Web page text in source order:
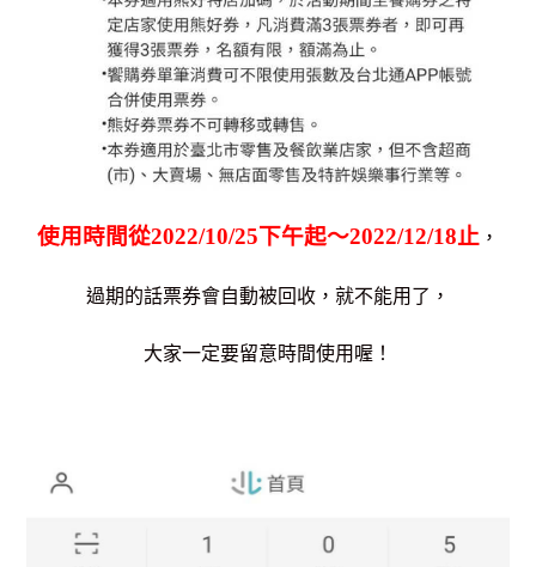
使用時間從2022/10/25下午起～2022/12/18止 ，
過期的話票券會自動被回收，就不能用了，
大家一定要留意時間使用喔！